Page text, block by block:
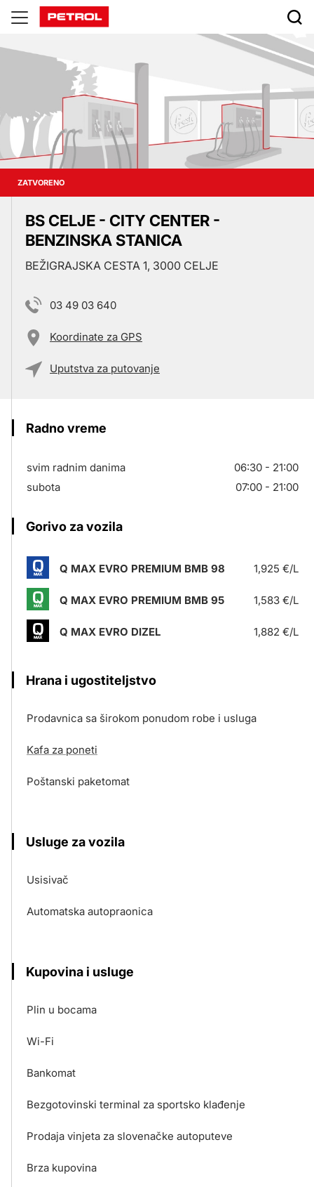
Prodajna
mesta
ZATVORENO
BS CELJE - CITY CENTER -
BENZINSKA STANICA
BEŽIGRAJSKA CESTA 1, 3000 CELJE
03 49 03 640
Koordinate za GPS
Uputstva za putovanje
Radno vreme
svim radnim danima
06:30 - 21:00
subota
07:00 - 21:00
Gorivo za vozila
Q MAX EVRO PREMIUM BMB 98 1,925 €/L
Q MAX EVRO PREMIUM BMB 95 1,583 €/L
Q MAX EVRO DIZEL 1,882 €/L
Hrana i ugostiteljstvo
Prodavnica sa širokom ponudom robe i usluga
Kafa za poneti
Poštanski paketomat
Usluge za vozila
Usisivač
Automatska autopraonica
Kupovina i usluge
Plin u bocama
Wi-Fi
Bankomat
Bezgotovinski terminal za sportsko klađenje
Prodaja vinjeta za slovenačke autoputeve
Brza kupovina